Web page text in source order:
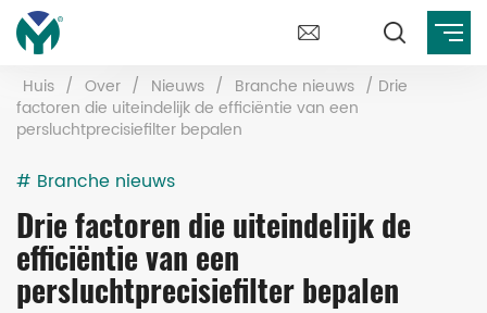
Huis / Over / Nieuws / Branche nieuws / Drie
factoren die uiteindelijk de efficiëntie van een
persluchtprecisiefilter bepalen
# Branche nieuws
Drie factoren die uiteindelijk de
efficiëntie van een
persluchtprecisiefilter bepalen